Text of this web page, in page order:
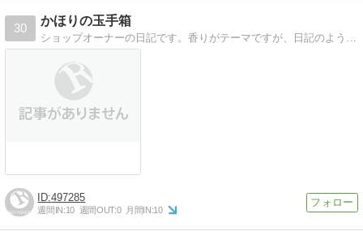
30
かほりの玉手箱
ショップオーナーの日記です。香りがテーマですが、日記のようになることが多いです。
497285
週間IN:10 週間OUT:0 月間IN:10